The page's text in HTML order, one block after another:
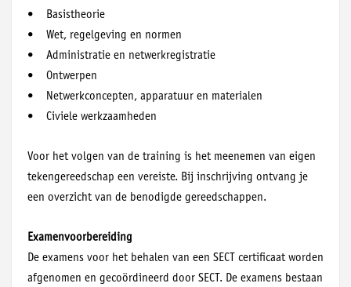
• Basistheorie
• Wet, regelgeving en normen
• Administratie en netwerkregistratie
• Ontwerpen
• Netwerkconcepten, apparatuur en materialen
• Civiele werkzaamheden
Voor het volgen van de training is het meenemen van eigen
tekengereedschap een vereiste. Bij inschrijving ontvang je
een overzicht van de benodigde gereedschappen.
Examenvoorbereiding
De examens voor het behalen van een SECT certificaat worden
afgenomen en gecoördineerd door SECT. De examens bestaan